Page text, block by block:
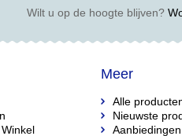
Wilt u op de hoogte blijven?
Meer
Alle
Nieuwste
Aanbiedingen